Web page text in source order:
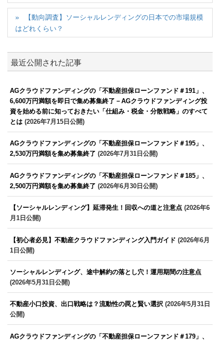
【動向調査】ソーシャルレンディングの日本での市場規模
はどれくらい？
最近公開された記事
AGクラウドファンディングの「不動産担保ローンファンド＃191」、
6,600万円満額を即日で集め募集終了－AGクラウドファンディング投
資を始める前に知っておきたい「仕組み・税金・分散戦略」のすべて
とは (2026年7月15日公開)
AGクラウドファンディングの「不動産担保ローンファンド＃195」、
2,530万円満額を集め募集終了 (2026年7月31日公開)
AGクラウドファンディングの「不動産担保ローンファンド＃185」、
2,500万円満額を集め募集終了 (2026年6月30日公開)
【ソーシャルレンディング】延滞発生！回収への道と注意点 (2026年6
月1日公開)
【初心者必見】不動産クラウドファンディング入門ガイド (2026年6月
1日公開)
ソーシャルレンディング、途中解約の落とし穴！運用期間の注意点
(2026年5月31日公開)
不動産小口投資、出口戦略は？流動性の罠と賢い選択 (2026年5月31日
公開)
AGクラウドファンディングの「不動産担保ローンファンド＃179」、